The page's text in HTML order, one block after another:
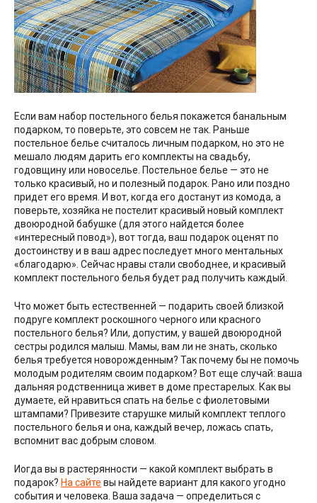
Если вам набор постельного белья покажется банальным
подарком, то поверьте, это совсем не так. Раньше
постельное белье считалось личным подарком, но это не
мешало людям дарить его комплекты на свадьбу,
годовщину или новоселье. Постельное белье — это не
только красивый, но и полезный подарок. Рано или поздно
придет его время. И вот, когда его достанут из комода, а
поверьте, хозяйка не постелит красивый новый комплект
двоюродной бабушке (для этого найдется более
«интересный повод»), вот тогда, ваш подарок оценят по
достоинству и в ваш адрес последует много ментальных
«благодарю». Сейчас нравы стали свободнее, и красивый
комплект постельного белья будет рад получить каждый.
Что может быть естественней — подарить своей близкой
подруге комплект роскошного черного или красного
постельного белья? Или, допустим, у вашей двоюродной
сестры родился малыш. Мамы, вам ли не знать, сколько
белья требуется новорожденным? Так почему бы не помочь
молодым родителям своим подарком? Вот еще случай: ваша
дальняя родственница живет в доме престарелых. Как вы
думаете, ей нравиться спать на белье с фиолетовыми
штампами? Привезите старушке милый комплект теплого
постельного белья и она, каждый вечер, ложась спать,
вспомнит вас добрым словом.
Иогда вы в растерянности — какой комплект выбрать в
подарок? На сайте вы найдете вариант для какого угодно
события и человека. Ваша задача — определиться с